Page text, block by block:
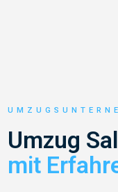
Umzug
mit